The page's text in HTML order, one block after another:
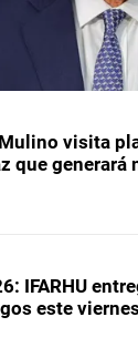
visita
que generará
IFARHU
este